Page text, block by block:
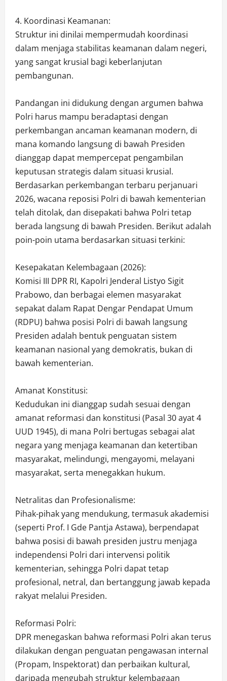
4. Koordinasi Keamanan:
Struktur ini dinilai mempermudah koordinasi
dalam menjaga stabilitas keamanan dalam negeri,
yang sangat krusial bagi keberlanjutan
pembangunan.
Pandangan ini didukung dengan argumen bahwa
Polri harus mampu beradaptasi dengan
perkembangan ancaman keamanan modern, di
mana komando langsung di bawah Presiden
dianggap dapat mempercepat pengambilan
keputusan strategis dalam situasi krusial.
Berdasarkan perkembangan terbaru perjanuari
2026, wacana reposisi Polri di bawah kementerian
telah ditolak, dan disepakati bahwa Polri tetap
berada langsung di bawah Presiden. Berikut adalah
poin-poin utama berdasarkan situasi terkini:
Kesepakatan Kelembagaan (2026):
Komisi III DPR RI, Kapolri Jenderal Listyo Sigit
Prabowo, dan berbagai elemen masyarakat
sepakat dalam Rapat Dengar Pendapat Umum
(RDPU) bahwa posisi Polri di bawah langsung
Presiden adalah bentuk penguatan sistem
keamanan nasional yang demokratis, bukan di
bawah kementerian.
Amanat Konstitusi:
Kedudukan ini dianggap sudah sesuai dengan
amanat reformasi dan konstitusi (Pasal 30 ayat 4
UUD 1945), di mana Polri bertugas sebagai alat
negara yang menjaga keamanan dan ketertiban
masyarakat, melindungi, mengayomi, melayani
masyarakat, serta menegakkan hukum.
Netralitas dan Profesionalisme:
Pihak-pihak yang mendukung, termasuk akademisi
(seperti Prof. I Gde Pantja Astawa), berpendapat
bahwa posisi di bawah presiden justru menjaga
independensi Polri dari intervensi politik
kementerian, sehingga Polri dapat tetap
profesional, netral, dan bertanggung jawab kepada
rakyat melalui Presiden.
Reformasi Polri:
DPR menegaskan bahwa reformasi Polri akan terus
dilakukan dengan penguatan pengawasan internal
(Propam, Inspektorat) dan perbaikan kultural,
daripada mengubah struktur kelembagaan